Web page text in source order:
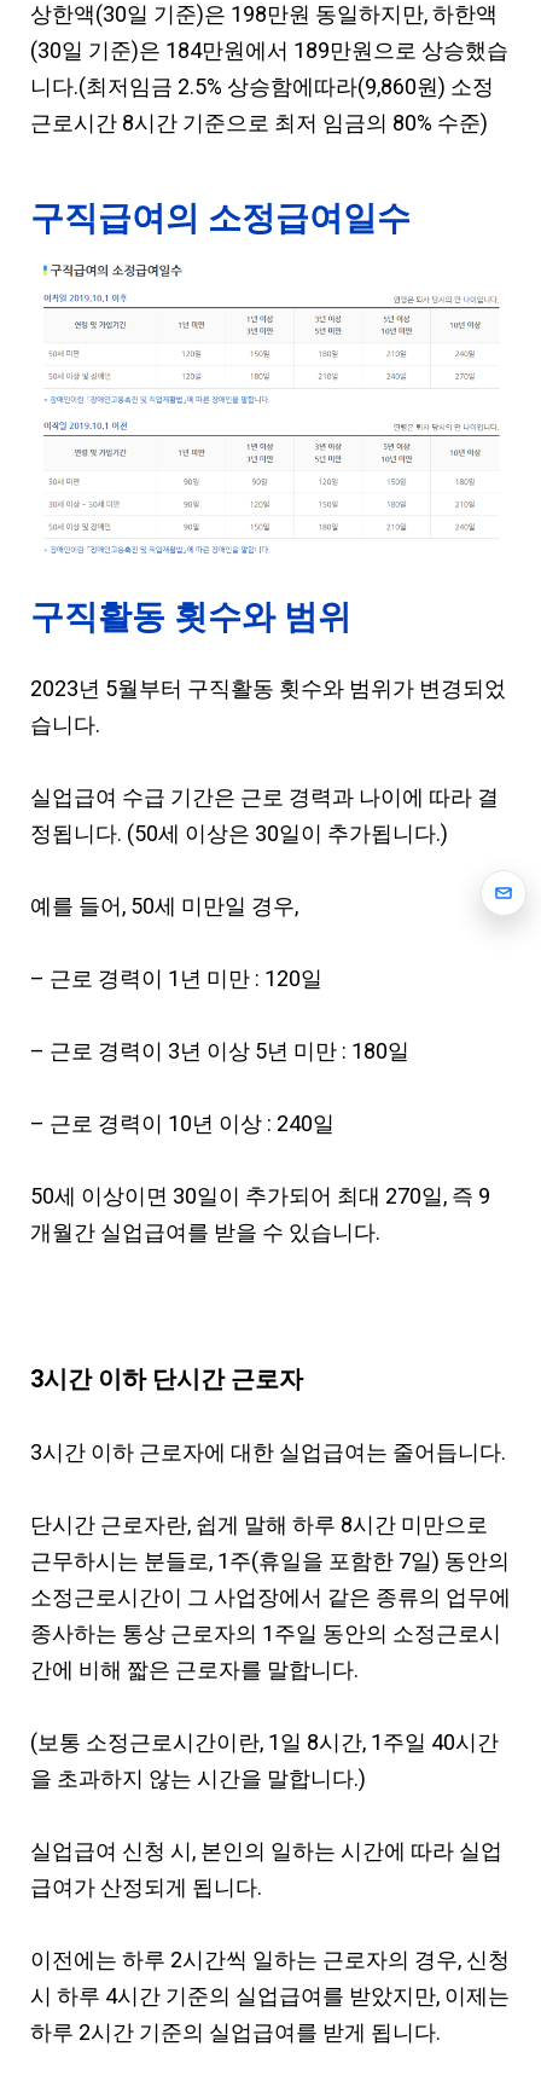
상한액(30일 기준)은 198만원 동일하지만, 하한액
(30일 기준)은 184만원에서 189만원으로 상승했습
니다.(최저임금 2.5% 상승함에따라(9,860원) 소정
근로시간 8시간 기준으로 최저 임금의 80% 수준)
구직급여의 소정급여일수
구직활동 횟수와 범위
2023년 5월부터 구직활동 횟수와 범위가 변경되었
습니다.
실업급여 수급 기간은 근로 경력과 나이에 따라 결
정됩니다. (50세 이상은 30일이 추가됩니다.)
예를 들어, 50세 미만일 경우,
– 근로 경력이 1년 미만 : 120일
– 근로 경력이 3년 이상 5년 미만 : 180일
– 근로 경력이 10년 이상 : 240일
50세 이상이면 30일이 추가되어 최대 270일, 즉 9
개월간 실업급여를 받을 수 있습니다.
3시간 이하 단시간 근로자
3시간 이하 근로자에 대한 실업급여는 줄어듭니다.
단시간 근로자란, 쉽게 말해 하루 8시간 미만으로
근무하시는 분들로, 1주(휴일을 포함한 7일) 동안의
소정근로시간이 그 사업장에서 같은 종류의 업무에
종사하는 통상 근로자의 1주일 동안의 소정근로시
간에 비해 짧은 근로자를 말합니다.
(보통 소정근로시간이란, 1일 8시간, 1주일 40시간
을 초과하지 않는 시간을 말합니다.)
실업급여 신청 시, 본인의 일하는 시간에 따라 실업
급여가 산정되게 됩니다.
이전에는 하루 2시간씩 일하는 근로자의 경우, 신청
시 하루 4시간 기준의 실업급여를 받았지만, 이제는
하루 2시간 기준의 실업급여를 받게 됩니다.